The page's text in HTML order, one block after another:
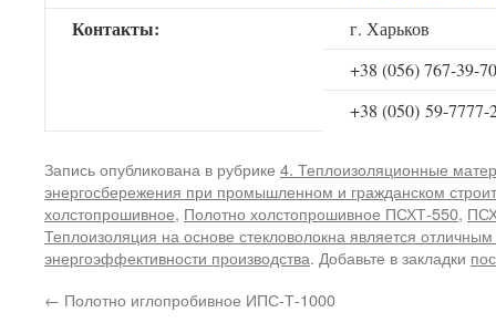
Контакты:
г. Харьков
+38 (056) 767-39-70
+38 (050) 59-7777-
Запись опубликована в рубрике 4. Теплоизоляционные
энергосбережения при промышленном и гражданском
холстопрошивное, Полотно холстопрошивное ПСХТ-550,
Теплоизоляция на основе стекловолокна является
энергоэффективности производства. Добавьте в закладки
← Полотно иглопробивное ИПС-Т-1000